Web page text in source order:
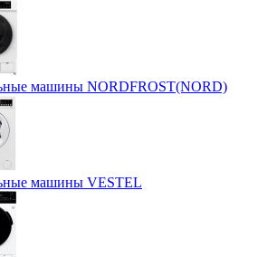
машины NORDFROST(NORD)
машины VESTEL